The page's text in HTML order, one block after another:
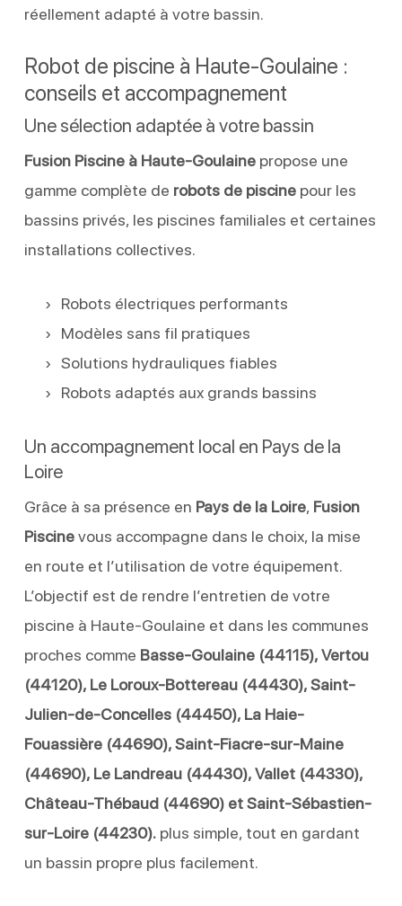
réellement adapté à votre bassin.
Robot de piscine à Haute-Goulaine :
conseils et accompagnement
Une sélection adaptée à votre bassin
Fusion Piscine à Haute-Goulainepropose une
gamme complète de robots de piscinepour les
bassins privés, les piscines familiales et certaines
installations collectives.
Robots électriques performants
Modèles sans fil pratiques
Solutions hydrauliques fiables
Robots adaptés aux grands bassins
Un accompagnement local en Pays de la
Loire
Grâce à sa présence en Pays de la Loire, Fusion
Piscinevous accompagne dans le choix, la mise
en route et l’utilisation de votre équipement.
L’objectif est de rendre l’entretien de votre
piscine à Haute-Goulaine et dans les communes
proches comme Basse-Goulaine (44115), Vertou
(44120), Le Loroux-Bottereau (44430), Saint-
Julien-de-Concelles (44450), La Haie-
Fouassière (44690), Saint-Fiacre-sur-Maine
(44690), Le Landreau (44430), Vallet (44330),
Château-Thébaud (44690) et Saint-Sébastien-
sur-Loire (44230).plus simple, tout en gardant
un bassin propre plus facilement.